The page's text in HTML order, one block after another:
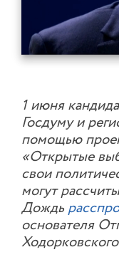
1 июня
Госдуму и
помощью
«Открытые
свои
могут
Дождь
основателя